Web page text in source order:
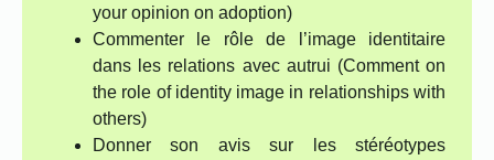
your opinion on adoption)
Commenter le rôle de l’image identitaire
dans les relations avec autrui (Comment on
the role of identity image in relationships with
others)
Donner son avis sur les stéréotypes